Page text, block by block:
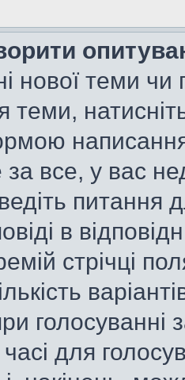
нової теми чи
теми,
все, у вас
питання
в
стрічці
для